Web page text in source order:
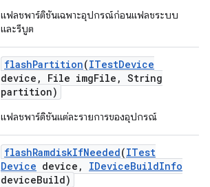
แฟลชพาร์ติชันเฉพาะอุปกรณ์ก่อนแฟลชระบบ
และรีบูต
flashPartition(ITestDevice
device , File imgFile , String
partition)
แฟลชพาร์ติชันแต่ละรายการของอุปกรณ์
flashRamdiskIfNeeded(ITest
Device device , IDeviceBuildInfo
deviceBuild)